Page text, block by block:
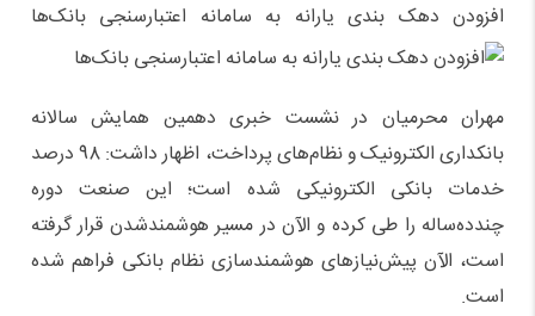
افزودن دهک بندی یارانه به سامانه اعتبارسنجی بانک‌ها
مهران محرمیان در نشست خبری دهمین همایش سالانه
بانکداری الکترونیک و نظام‌های پرداخت، اظهار داشت: 98 درصد
خدمات بانکی الکترونیکی شده است؛ این صنعت دوره
چندده‌ساله را طی کرده و الآن در مسیر هوشمندشدن قرار گرفته
است، الآن پیش‌نیازهای هوشمندسازی نظام بانکی فراهم شده
است.